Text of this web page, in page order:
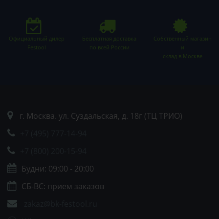
Официальный дилер
Festool
Бесплатная доставка
по всей России
Собственный магазин
и
склад в Москве
г. Москва. ул. Суздальская, д. 18г (ТЦ ТРИО)
Будни: 09:00 - 20:00
СБ-ВС: прием заказов